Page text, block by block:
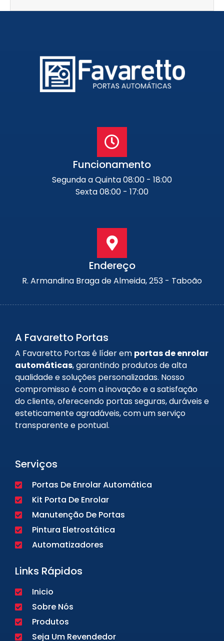
Funcionamento
Segunda a Quinta 08:00 - 18:00
Sexta 08:00 - 17:00
Endereço
R. Armandina Braga de Almeida, 253 - Taboão
A Favaretto Portas
A Favaretto Portas é líder em portas de enrolar
automáticas, garantindo produtos de alta
qualidade e soluções personalizadas. Nosso
compromisso é com a inovação e a satisfação
do cliente, oferecendo portas seguras, duráveis e
esteticamente agradáveis, com um serviço
transparente e pontual.
Serviços
Portas De Enrolar Automática
Kit Porta De Enrolar
Manutenção De Portas
Pintura Eletrostática
Automatizadores
Links Rápidos
Inicio
Sobre Nós
Produtos
Seja Um Revendedor